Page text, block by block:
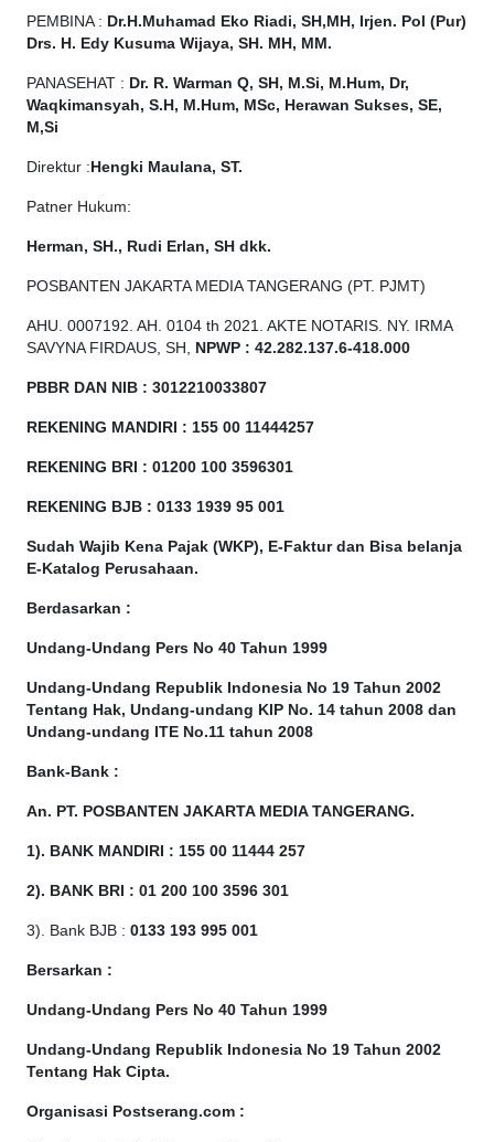
PEMBINA : Dr.H.Muhamad Eko Riadi, SH,MH, Irjen. Pol (Pur)
Drs. H. Edy Kusuma Wijaya, SH. MH, MM.
PANASEHAT : Dr. R. Warman Q, SH, M.Si, M.Hum, Dr,
Waqkimansyah, S.H, M.Hum, MSc, Herawan Sukses, SE,
M,Si
Direktur : Hengki Maulana, ST.
Patner Hukum:
Herman, SH., Rudi Erlan, SH dkk.
POSBANTEN JAKARTA MEDIA TANGERANG (PT. PJMT)
AHU. 0007192. AH. 0104 th 2021. AKTE NOTARIS. NY. IRMA
SAVYNA FIRDAUS, SH, NPW P : 42.282.137.6-418.000
PBBR DAN NIB : 3012210033807
REKENING MANDIRI : 155 00 11444257
REKENING BRI : 01200 100 3596301
REKENING BJB : 0133 1939 95 001
Sudah Wajib Kena Pajak (WKP), E-Faktur dan Bisa belanja
E-Katalog Perusahaan.
Berdasarkan :
Undang-Undang Pers No 40 Tahun 1999
Undang-Undang Republik Indonesia No 19 Tahun 2002
Tentang Hak, Undang-undang KIP No. 14 tahun 2008 dan
Undang-undang ITE No.11 tahun 2008
Bank-Bank :
An. PT. POSBANTEN JAKARTA MEDIA TANGERANG.
1). BANK MANDIRI : 155 00 11444 257
2). BANK BRI : 01 200 100 3596 301
3). Bank BJB : 0133 193 995 001
Bersarkan :
Undang-Undang Pers No 40 Tahun 1999
Undang-Undang Republik Indonesia No 19 Tahun 2002
Tentang Hak Cipta.
Organisasi Postserang.com :